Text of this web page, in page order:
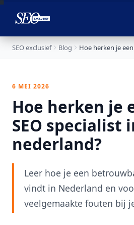
SEO exclusief Blog
6 MEI 2026
Hoe herken je
SEO specialist
nederland?
Leer hoe je een
vindt in Nederland en
veelgemaakte fouten bij